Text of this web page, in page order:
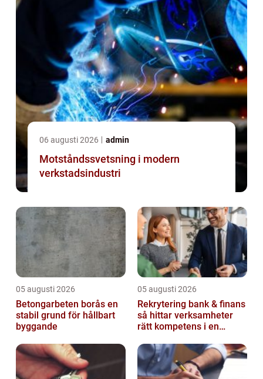
06 augusti 2026 admin
Motståndssvetsning i modern
verkstadsindustri
05 augusti 2026
Betongarbeten borås en
stabil grund för hållbart
byggande
05 augusti 2026
Rekrytering bank & finans
så hittar verksamheter
rätt kompetens i en